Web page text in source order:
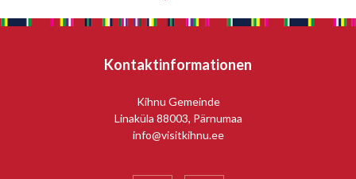
Kontaktinformationen
Kihnu Gemeinde
Linaküla 88003, Pärnumaa
info@visitkihnu.ee